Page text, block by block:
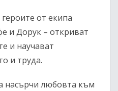
от екипа
и Дорук – откриват
и научават
и труда.
насърчи любовта към